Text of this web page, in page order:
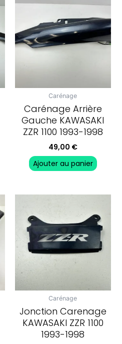
Carénage
Carénage Arrière
Gauche KAWASAKI
ZZR 1100 1993-1998
49,00 €
Ajouter au panier
Carénage
Jonction Carenage
KAWASAKI ZZR 1100
1993-1998